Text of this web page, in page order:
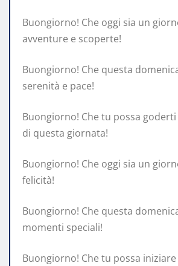
Buongiorno! Che oggi sia un
avventure e scoperte!
Buongiorno! Che questa
serenità e pace!
Buongiorno! Che tu possa
di questa giornata!
Buongiorno! Che oggi sia un
felicità!
Buongiorno! Che questa
momenti speciali!
Buongiorno! Che tu possa